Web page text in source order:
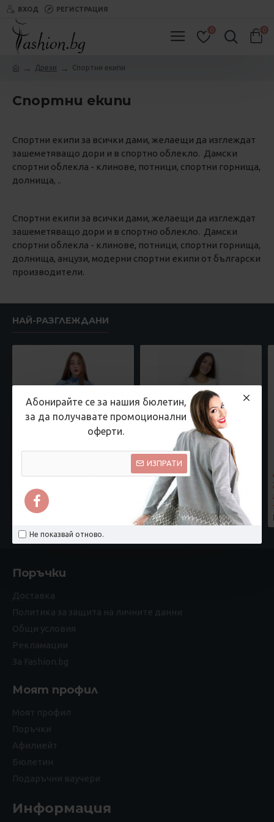
Абонирайте се за нашия бюлетин,
за да получавате промоционални
оферти.
ИЗПРАТИ
Не показвай отново.
ВХОД РЕГИСТРАЦИЯ
0 0
Дрехи Спортни екипи
Спортни екипи
Спортни екипи за всички дами, желаещи да изглеждат
зашеметяващо дори и в спортно облекло. Дамски
спортни облекла - клинове, потници, спортни горнища,
долнища, ..
Спортни екипи за всички дами, желаещи да изглеждат
зашеметяващо дори и в спортно облекло. Дамски
спортни облекла - клинове, потници, спортни горнища,
долнища, анцузи, модерни спортни екипи от български
производители.
НАЙ-РАЗГЛЕЖДАНИ
лв.)
Бяла дантелена рокля
25.54 € (49.95 лв.)
Поръчки
Доставка
Политика за защита на личните данни
Общи условия
Рекламации
За Fashion.bg
Моят профил
Моят профил
Поръчки
Афилиейт
Бюлетин
Подаръчни ваучери
Информация